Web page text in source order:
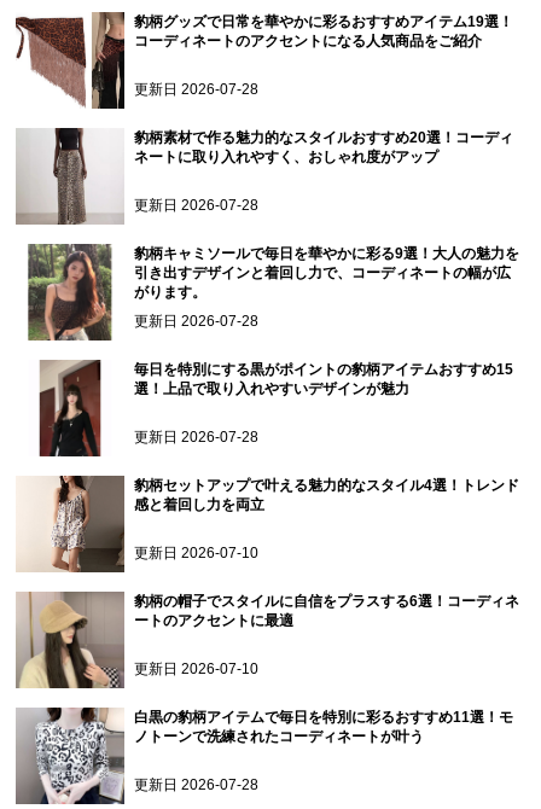
豹柄グッズで日常を華やかに彩るおすすめアイテム19選！
コーディネートのアクセントになる人気商品をご紹介
更新日2026-07-28
豹柄素材で作る魅力的なスタイルおすすめ20選！コーディ
ネートに取り入れやすく、おしゃれ度がアップ
更新日2026-07-28
豹柄キャミソールで毎日を華やかに彩る9選！大人の魅力を
引き出すデザインと着回し力で、コーディネートの幅が広
がります。
更新日2026-07-28
毎日を特別にする黒がポイントの豹柄アイテムおすすめ15
選！上品で取り入れやすいデザインが魅力
更新日2026-07-28
豹柄セットアップで叶える魅力的なスタイル4選！トレンド
感と着回し力を両立
更新日2026-07-10
豹柄の帽子でスタイルに自信をプラスする6選！コーディネ
ートのアクセントに最適
更新日2026-07-10
白黒の豹柄アイテムで毎日を特別に彩るおすすめ11選！モ
ノトーンで洗練されたコーディネートが叶う
更新日2026-07-28